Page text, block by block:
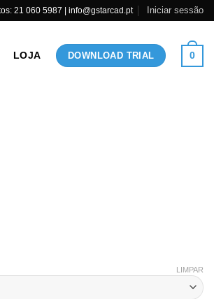
21 060 5987 | info@gstarcad.pt Iniciar sessão
LOJA DOWNLOAD TRIAL 0
LIMPAR